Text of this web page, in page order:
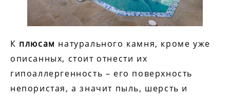
К плюсам натурального камня, кроме уже
описанных, стоит отнести их
гипоаллергенность – его поверхность
непористая, а значит пыль, шерсть и